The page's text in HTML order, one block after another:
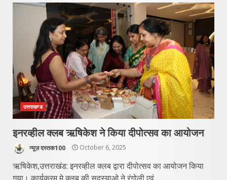
उत्तराखण्ड
इनरव्हील क्लब ऋषिकेश ने किया दीपोत्सव का आयोजन
न्यूज़ दस्तक100 October 6, 2025
ऋषिकेश,उत्तराखंड: इनरव्हील क्लब द्वारा दीपोत्सव का आयोजन किया
गया। कार्यक्रम मे क्लब की सदस्याओ ने रंगोली एवं...